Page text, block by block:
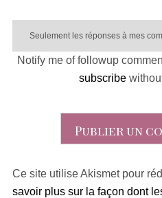
Notify me of followup
subscribe
Ce site utilise Akismet pour
savoir plus sur la façon dont